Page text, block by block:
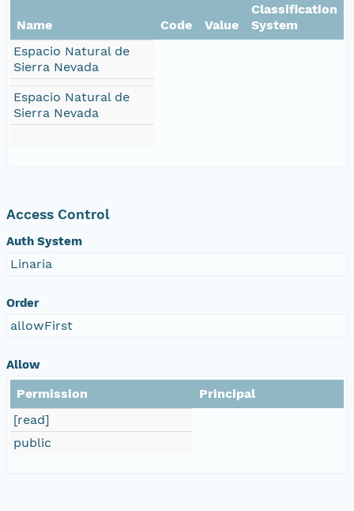
Name Code Value
Classification
System
Espacio Natural de
Sierra Nevada
Espacio Natural de
Sierra Nevada
Access Control
Auth System
Linaria
Order
allowFirst
Allow
Permission
Principal
[read]
public